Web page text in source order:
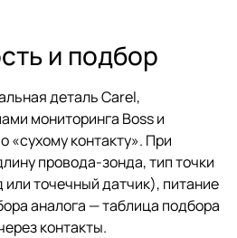
и подбор
деталь Carel,
мониторинга Boss и
«сухому контакту». При
провода-зонда, тип точки
точечный датчик), питание
аналога —таблица подбора
контакты.